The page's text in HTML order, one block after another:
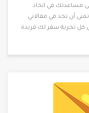
مساعدتك في اتخاذ
أن تجد في مقالاتي
كل تجربة سفر لك فريدة